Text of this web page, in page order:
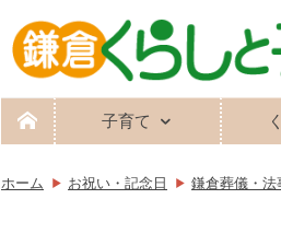
子育て
ホーム お祝い・記念日 鎌倉葬儀・法